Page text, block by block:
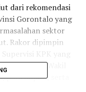
dari rekomendasi
Gorontalo yang
sektor
Rakor dipimpin
diikuti oleh Wakil
para bupati, serta